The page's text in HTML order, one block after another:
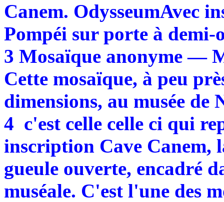
Canem. OdysseumAvec
Pompéi sur porte à demi-
3 Mosaïque anonyme —
Cette mosaïque, à peu
dimensions, au musée de
4 c'est celle celle ci qui
inscription Cave Canem,
gueule ouverte, encadré
muséale. C'est l'une des